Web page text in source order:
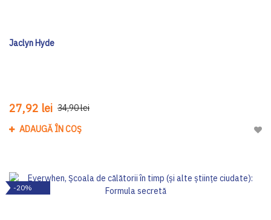
Jaclyn Hyde
27,92 lei 34,90 lei
ADAUGĂ ÎN COȘ
-20%